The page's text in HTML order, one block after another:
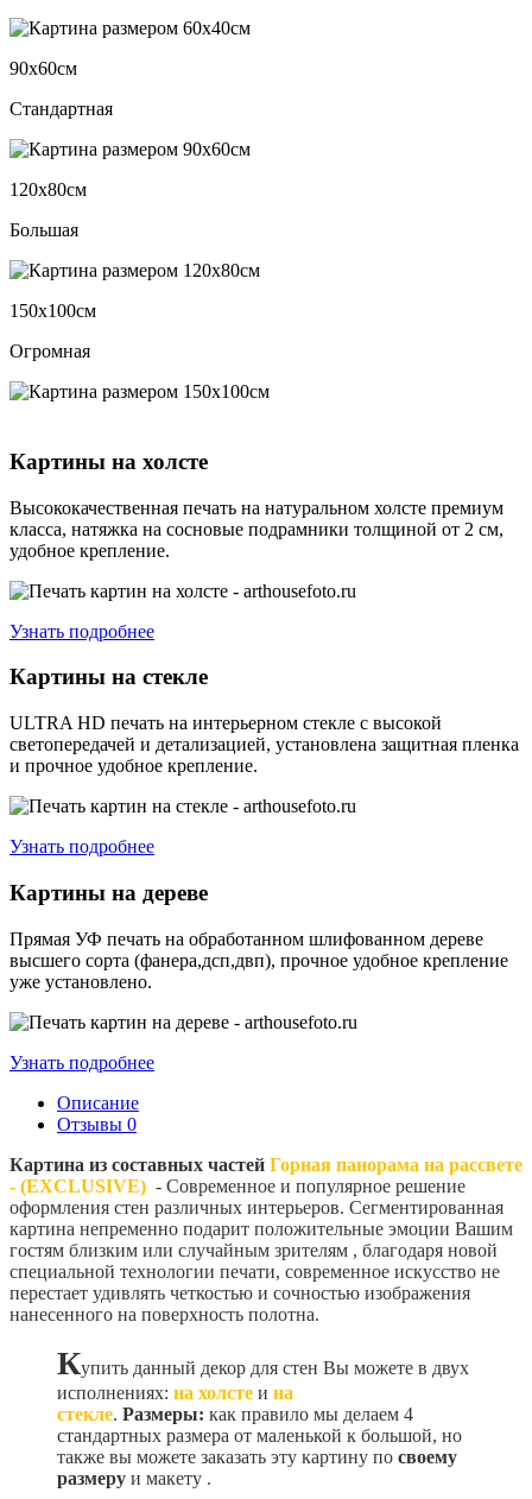
90х60см
Стандартная
120х80см
Большая
150х100см
Огромная
Картины на холсте
Высококачественная печать на натуральном холсте премиум
класса, натяжка на сосновые подрамники толщиной от 2 см,
удобное крепление.
Узнать подробнее
Картины на стекле
ULTRA HD печать на интерьерном стекле с высокой
светопередачей и детализацией, установлена защитная пленка
и прочное удобное крепление.
Узнать подробнее
Картины на дереве
Прямая УФ печать на обработанном шлифованном дереве
высшего сорта (фанера,дсп,двп), прочное удобное крепление
уже установлено.
Узнать подробнее
Описание
Отзывы 0
Картина из составных частей Горная панорама на рассвете
- (EXCLUSIVE) - Современное и популярное решение
оформления стен различных интерьеров. Сегментированная
картина непременно подарит положительные эмоции Вашим
гостям близким или случайным зрителям , благодаря новой
специальной технологии печати, современное искусство не
перестает удивлять четкостью и сочностью изображения
нанесенного на поверхность полотна.
Купить данный декор для стен Вы можете в двух
исполнениях: на холсте и на
стекле. Размеры: как правило мы делаем 4
стандартных размера от маленькой к большой, но
также вы можете заказать эту картину по своему
размеру и макету .